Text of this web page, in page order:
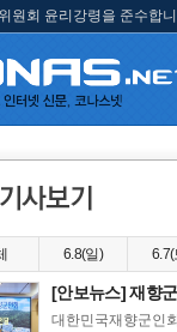
원회 윤리강령을 준수합
6.8(일) 6.7(
[안보뉴스] 재향
대한민국재향군인